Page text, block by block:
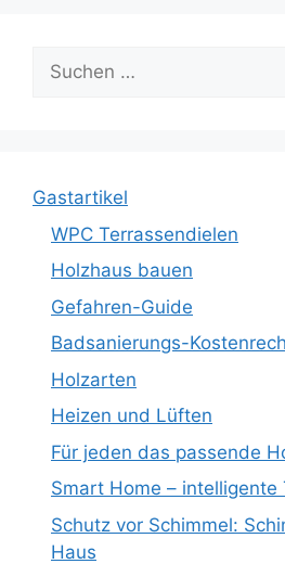
Suche
nach:
Gastartikel
WPC Terrassendielen
Holzhaus bauen
Gefahren-Guide
Badsanierungs-
Holzarten
Heizen und Lüften
Für jeden das passende
Smart Home – intelligente
Schutz vor Schimmel:
Haus